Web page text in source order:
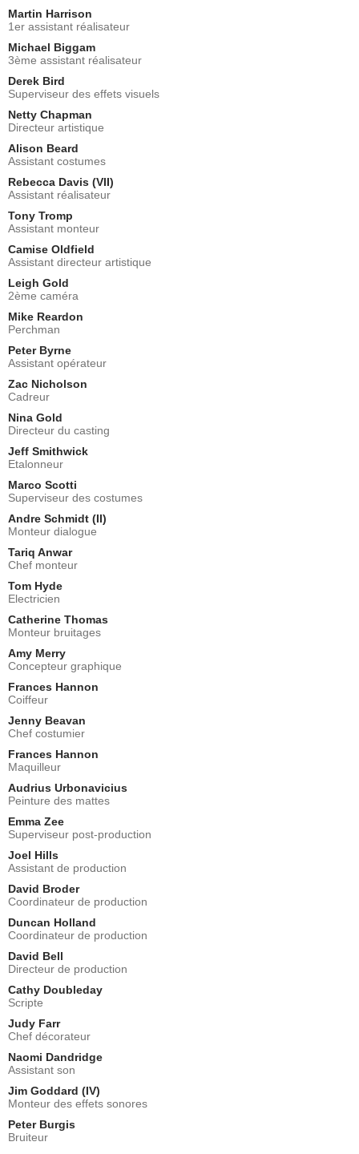
Martin Harrison
1er assistant réalisateur
Michael Biggam
3ème assistant réalisateur
Derek Bird
Superviseur des effets visuels
Netty Chapman
Directeur artistique
Alison Beard
Assistant costumes
Rebecca Davis (VII)
Assistant réalisateur
Tony Tromp
Assistant monteur
Camise Oldfield
Assistant directeur artistique
Leigh Gold
2ème caméra
Mike Reardon
Perchman
Peter Byrne
Assistant opérateur
Zac Nicholson
Cadreur
Nina Gold
Directeur du casting
Jeff Smithwick
Etalonneur
Marco Scotti
Superviseur des costumes
Andre Schmidt (II)
Monteur dialogue
Tariq Anwar
Chef monteur
Tom Hyde
Electricien
Catherine Thomas
Monteur bruitages
Amy Merry
Concepteur graphique
Frances Hannon
Coiffeur
Jenny Beavan
Chef costumier
Frances Hannon
Maquilleur
Audrius Urbonavicius
Peinture des mattes
Emma Zee
Superviseur post-production
Joel Hills
Assistant de production
David Broder
Coordinateur de production
Duncan Holland
Coordinateur de production
David Bell
Directeur de production
Cathy Doubleday
Scripte
Judy Farr
Chef décorateur
Naomi Dandridge
Assistant son
Jim Goddard (IV)
Monteur des effets sonores
Peter Burgis
Bruiteur